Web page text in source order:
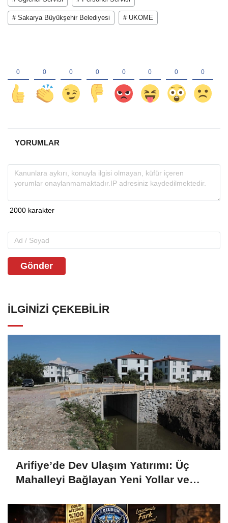
# Sakarya Büyükşehir Belediyesi # UKOME
YORUMLAR
Gönder
İLGINIZI ÇEKEBILIR
Arifiye’de Dev Ulaşım Yatırımı: Üç
Mahalleyi Bağlayan Yeni Yollar ve